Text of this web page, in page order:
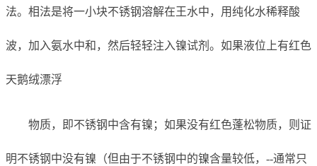
法。相法是将一小块不锈钢溶解在王水中，用纯化水稀释酸
波，加入氨水中和，然后轻轻注入镍试剂。如果液位上有红色
天鹅绒漂浮
物质，即不锈钢中含有镍；如果没有红色蓬松物质，则证
明不锈钢中没有镍（但由于不锈钢中的镍含量较低，--通常只